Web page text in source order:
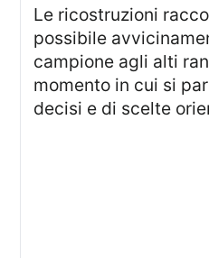
Le ricostruzioni raccontano di un
possibile
campione agli alti
momento in cui si
decisi e di scelte